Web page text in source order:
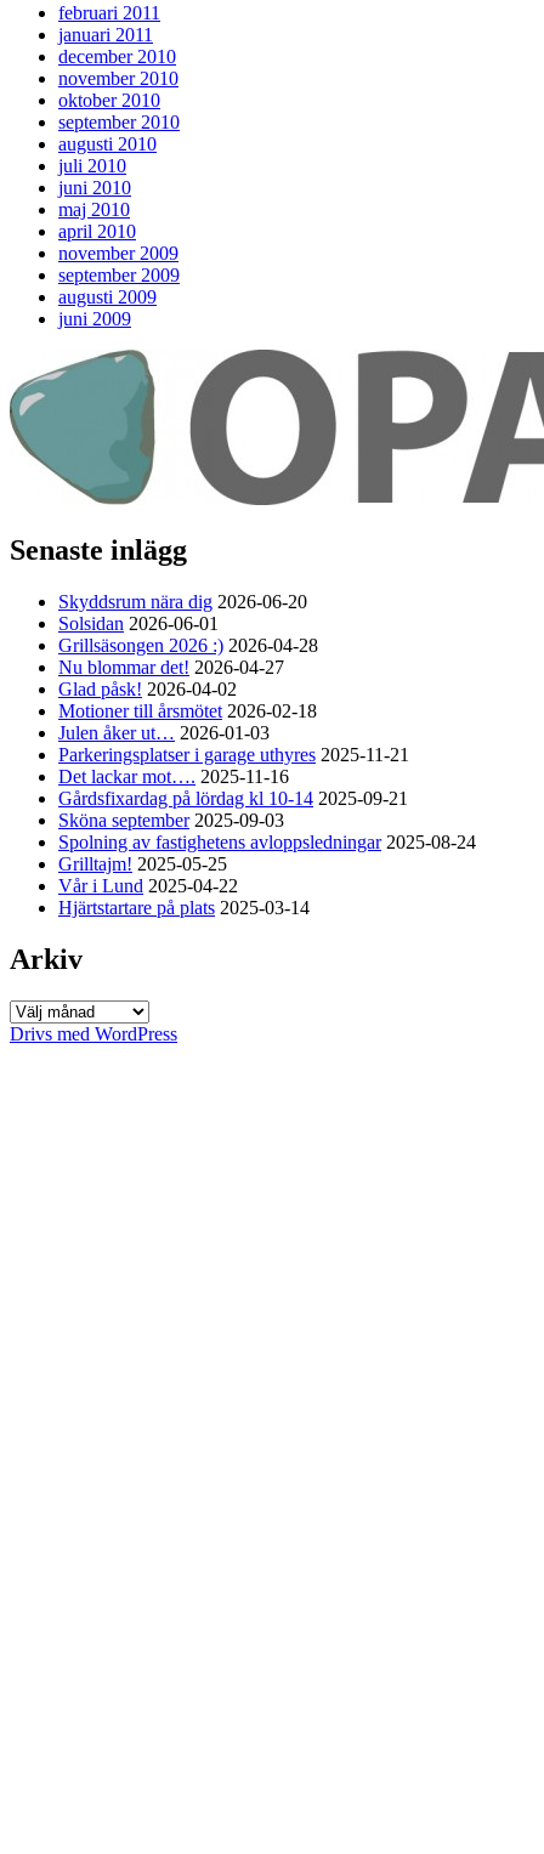
februari 2011
januari 2011
december 2010
november 2010
oktober 2010
september 2010
augusti 2010
juli 2010
juni 2010
maj 2010
april 2010
november 2009
september 2009
augusti 2009
juni 2009
Senaste inlägg
Skyddsrum nära dig 2026-06-20
Solsidan 2026-06-01
Grillsäsongen 2026 :) 2026-04-28
Nu blommar det! 2026-04-27
Glad påsk! 2026-04-02
Motioner till årsmötet 2026-02-18
Julen åker ut… 2026-01-03
Parkeringsplatser i garage uthyres 2025-11-21
Det lackar mot…. 2025-11-16
Gårdsfixardag på lördag kl 10-14 2025-09-21
Sköna september 2025-09-03
Spolning av fastighetens avloppsledningar 2025-08-24
Grilltajm! 2025-05-25
Vår i Lund 2025-04-22
Hjärtstartare på plats 2025-03-14
Arkiv
Arkiv
Drivs med WordPress